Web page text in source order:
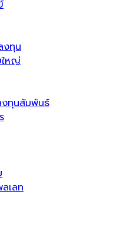
งทุน
ใหญ่
ทุนสัมพันธ์
เลท